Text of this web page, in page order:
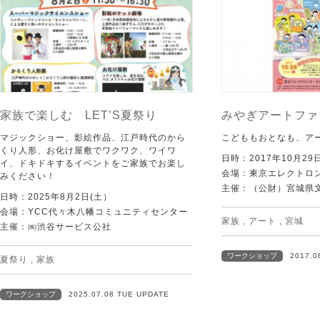
家族で楽しむ LET’S夏祭り
マジックショー、影絵作品、江戸時代のから
くり人形、お化け屋敷でワクワク、ワイワ
イ、ドキドキするイベントをご家族でお楽し
みください！
日時：2025年8月2日(土）
会場：YCC代々木八幡コミュニティセンター
主催：㈱渋谷サービス公社
夏祭り , 家族
ワークショップ 2025.07.08 TUE UPDATE
みやぎアートフ
こどももおとなも、ア
日時：2017年10月29
会場：東京エレクトロ
主催：（公財）宮城県
家族 , アート , 宮城
ワークショップ